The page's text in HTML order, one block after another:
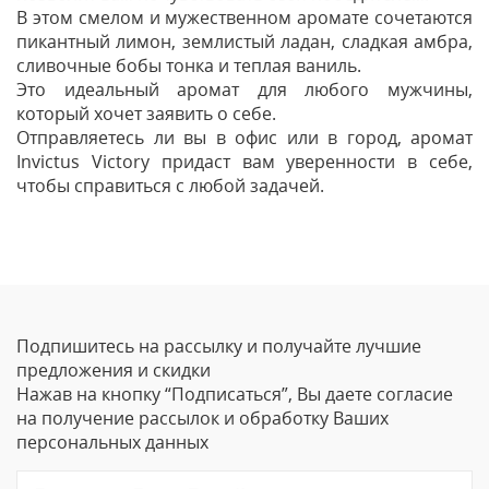
В этом смелом и мужественном аромате сочетаются
пикантный лимон, землистый ладан, сладкая амбра,
сливочные бобы тонка и теплая ваниль.
Это идеальный аромат для любого мужчины,
который хочет заявить о себе.
Отправляетесь ли вы в офис или в город, аромат
Invictus Victory придаст вам уверенности в себе,
чтобы справиться с любой задачей.
Ваше Имя
Email
Подпишитесь на рассылку и получайте лучшие
предложения и скидки
Нажав на кнопку “Подписаться”, Вы даете согласие
на получение рассылок и обработку Ваших
персональных данных